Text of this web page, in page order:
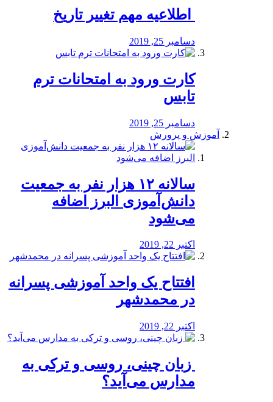
️ اطلاعیه مهم تغییر تاریخ
دسامبر 25, 2019
کارت ورود به امتحانات ترم
تابس
دسامبر 25, 2019
آموزش و پرورش
️سالانه ۱۲ هزار نفر به جمعیت
دانش‌آموزی البرز اضافه
می‌شود
اکتبر 22, 2019
افتتاح یک واحد آموزشی پسرانه
در محمدشهر
اکتبر 22, 2019
️ زبان چینی، روسی و ترکی به
مدارس می‌آید؟